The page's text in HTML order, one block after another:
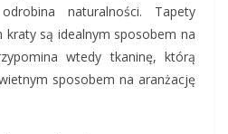
naturalności. Tapety
są idealnym sposobem na
wtedy tkaninę, którą
sposobem na aranżację